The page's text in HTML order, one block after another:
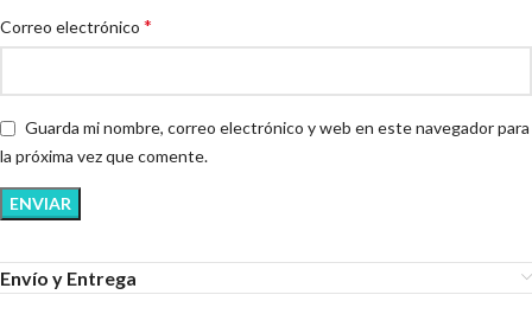
Correo electrónico *
Guarda mi nombre, correo electrónico y web en este navegador para
la próxima vez que comente.
Envío y Entrega